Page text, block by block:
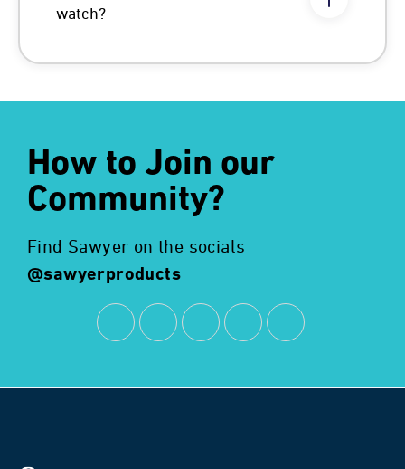
watch?
How to Join our
Community?
Find Sawyer on the socials
@sawyerproducts